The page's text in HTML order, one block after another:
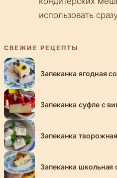
использовать
СВЕЖИЕ РЕЦЕПТЫ
Запеканка ягодная
Запеканка суфле с
Запеканка
Запеканка